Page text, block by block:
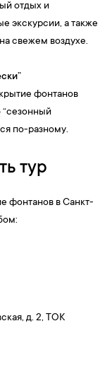
отдых и
экскурсии, а также
свежем воздухе.
фонтанов
по-разному.
тур
фонтанов в Санкт-
д. 2, ТОК